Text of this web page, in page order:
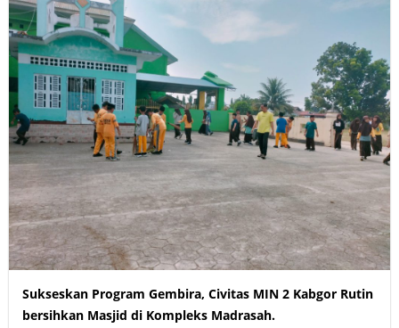
Sukseskan Program Gembira, Civitas MIN 2 Kabgor Rutin
bersihkan Masjid di Kompleks Madrasah.